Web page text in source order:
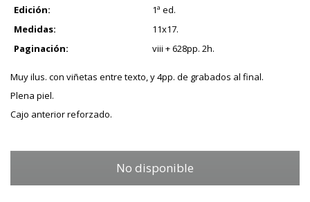
Edición:
1ª ed.
Medidas:
11x17.
Paginación:
viii + 628pp. 2h.
Muy ilus. con viñetas entre texto, y 4pp. de grabados al final.
Plena piel.
Cajo anterior reforzado.
No disponible